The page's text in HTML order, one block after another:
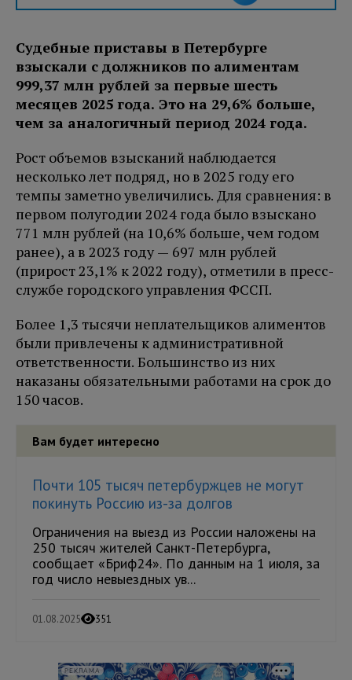
Судебные приставы в Петербурге
взыскали с должников по алиментам
999,37 млн рублей за первые шесть
месяцев 2025 года. Это на 29,6% больше,
чем за аналогичный период 2024 года.
Рост объемов взысканий наблюдается
несколько лет подряд, но в 2025 году его
темпы заметно увеличились. Для сравнения: в
первом полугодии 2024 года было взыскано
771 млн рублей (на 10,6% больше, чем годом
ранее), а в 2023 году — 697 млн рублей
(прирост 23,1% к 2022 году), отметили в пресс-
службе городского управления ФССП.
Более 1,3 тысячи неплательщиков алиментов
были привлечены к административной
ответственности. Большинство из них
наказаны обязательными работами на срок до
150 часов.
Вам будет интересно
Почти 105 тысяч петербуржцев не могут
покинуть Россию из-за долгов
Ограничения на выезд из России наложены на
250 тысяч жителей Санкт-Петербурга,
сообщает «Бриф24». По данным на 1 июля, за
год число невыездных ув...
01.08.2025 351
РЕКЛАМА